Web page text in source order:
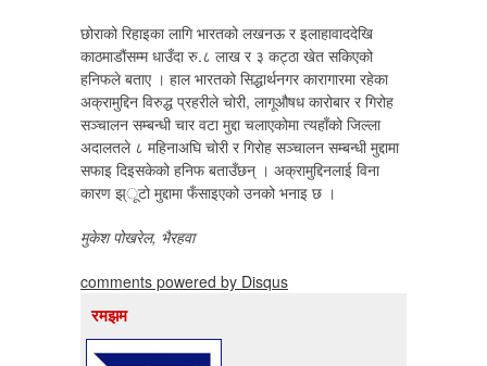
छोराको रिहाइका लागि भारतको लखनऊ र इलाहावाददेखि
काठमाडौंसम्म धाउँदा रु.८ लाख र ३ कट्ठा खेत सकिएको
हनिफले बताए । हाल भारतको सिद्धार्थनगर कारागारमा रहेका
अक्रामुद्दिन विरुद्ध प्रहरीले चोरी, लागूऔषध कारोबार र गिरोह
सञ्चालन सम्बन्धी चार वटा मुद्दा चलाएकोमा त्यहाँको जिल्ला
अदालतले ८ महिनाअघि चोरी र गिरोह सञ्चालन सम्बन्धी मुद्दामा
सफाइ दिइसकेको हनिफ बताउँछन् । अक्रामुद्दिनलाई विना
कारण झ्ूटो मुद्दामा फँसाइएको उनको भनाइ छ ।
मुकेश पोखरेल, भैरहवा
comments powered by Disqus
रमझम